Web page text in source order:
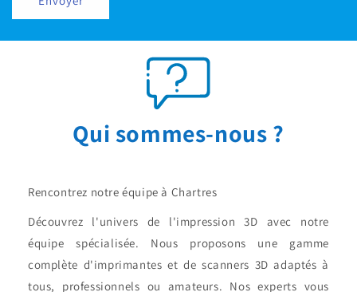
Qui sommes-nous ?
Rencontrez notre équipe à Chartres
Découvrez l'univers de l'impression 3D avec notre
équipe spécialisée. Nous proposons une gamme
complète d'imprimantes et de scanners 3D adaptés à
tous, professionnels ou amateurs. Nos experts vous